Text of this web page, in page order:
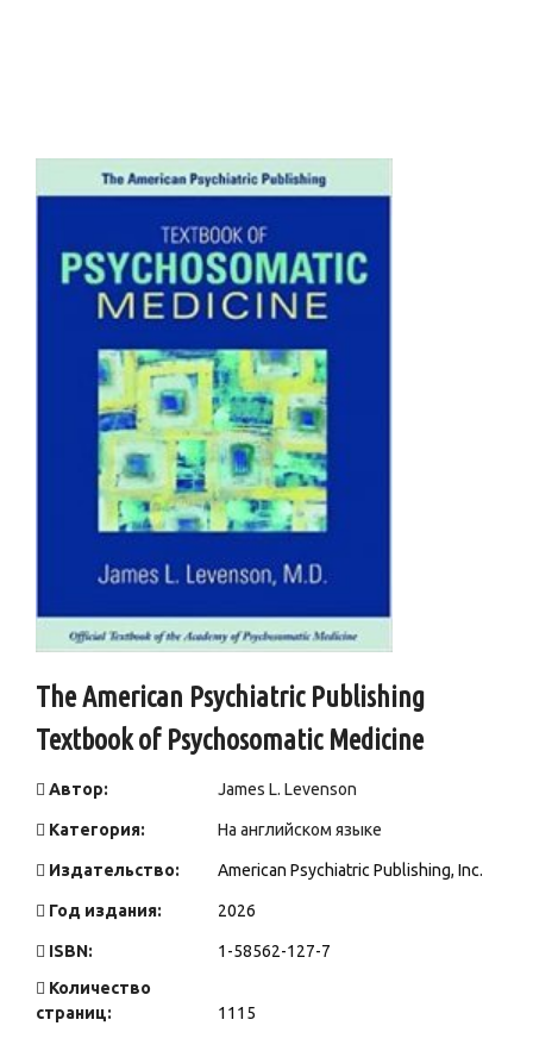
The American Psychiatric Publishing
Textbook of Psychosomatic Medicine
Автор: James L. Levenson
Категория: На английском языке
Издательство: American Psychiatric Publishing, Inc.
Год издания: 2026
ISBN:
1-58562-127-7
Количество
страниц:
1115